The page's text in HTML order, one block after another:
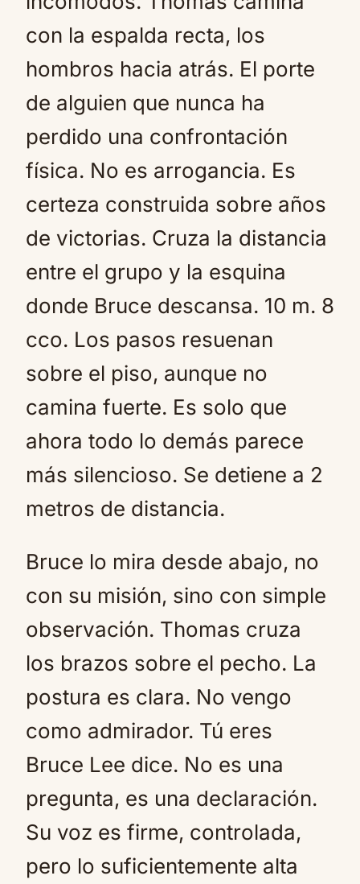
con la espalda recta, los
hombros hacia atrás. El porte
de alguien que nunca ha
perdido una confrontación
física. No es arrogancia. Es
certeza construida sobre años
de victorias. Cruza la distancia
entre el grupo y la esquina
donde Bruce descansa. 10 m. 8
cco. Los pasos resuenan
sobre el piso, aunque no
camina fuerte. Es solo que
ahora todo lo demás parece
más silencioso. Se detiene a 2
metros de distancia.
Bruce lo mira desde abajo, no
con su misión, sino con simple
observación. Thomas cruza
los brazos sobre el pecho. La
postura es clara. No vengo
como admirador. Tú eres
Bruce Lee dice. No es una
pregunta, es una declaración.
Su voz es firme, controlada,
pero lo suficientemente alta